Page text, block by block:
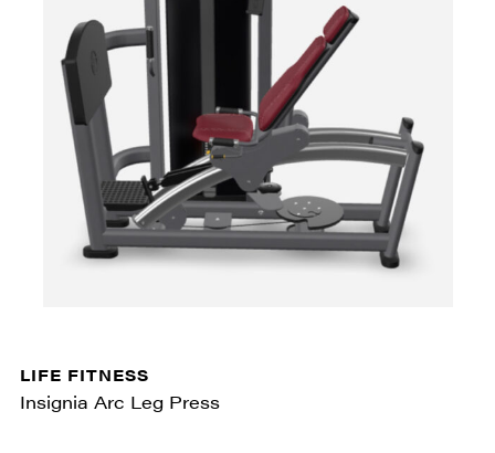
LIFE FITNESS
Insignia Arc Leg Press